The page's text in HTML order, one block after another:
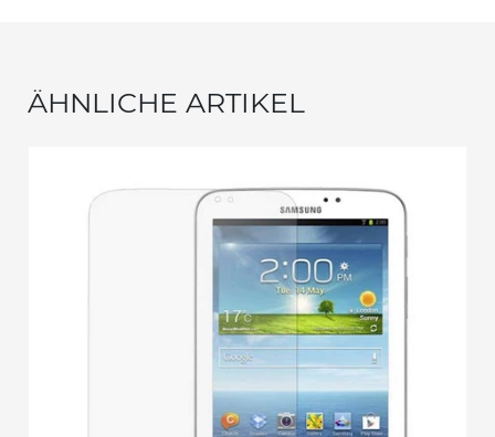
ÄHNLICHE ARTIKEL